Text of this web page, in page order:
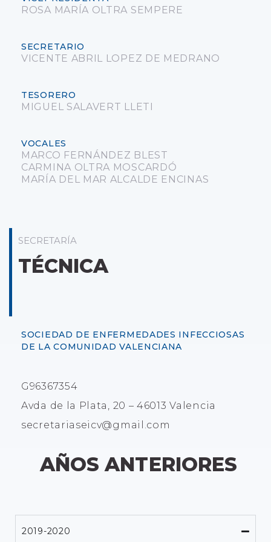
ROSA MARÍA OLTRA SEMPERE
SECRETARIO
VICENTE ABRIL LOPEZ DE MEDRANO
TESORERO
MIGUEL SALAVERT LLETI
VOCALES
MARCO FERNÁNDEZ BLEST
CARMINA OLTRA MOSCARDÓ
MARÍA DEL MAR ALCALDE ENCINAS
SECRETARÍA
TÉCNICA
SOCIEDAD DE ENFERMEDADES INFECCIOSAS
DE LA COMUNIDAD VALENCIANA
G96367354
Avda de la Plata, 20 – 46013 Valencia
secretariaseicv@gmail.com
AÑOS ANTERIORES
2019-2020